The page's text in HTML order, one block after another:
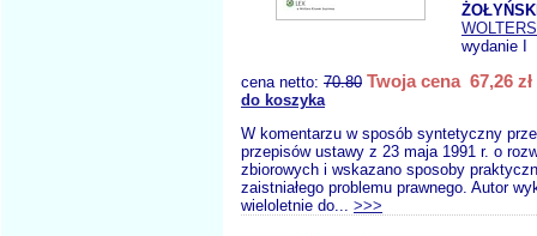
wydanie I
cena netto: 70.80 Twoja cena 67,26 zł
do koszyka
W komentarzu w sposób syntetyczny
przepisów ustawy z 23 maja 1991 r. o
zbiorowych i wskazano sposoby
zaistniałego problemu prawnego. Autor
wieloletnie do... >>>